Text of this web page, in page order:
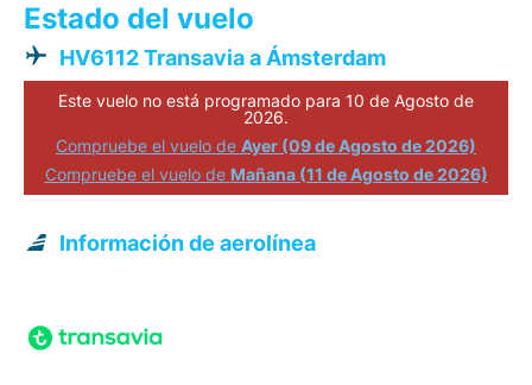
Estado del vuelo
HV6112 Transavia a Ámsterdam
Este vuelo no está programado para 10 de Agosto de
2026.
Compruebe el vuelo de Ayer (09 de Agosto de 2026)
Compruebe el vuelo de Mañana (11 de Agosto de 2026)
Información de aerolínea